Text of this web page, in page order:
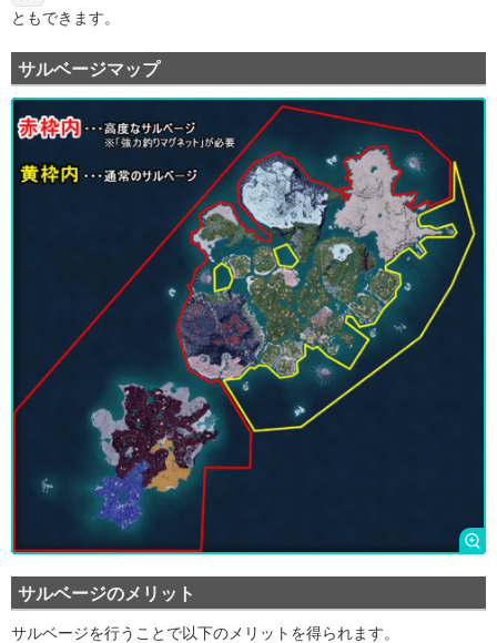
ともできます。
サルベージマップ
サルベージのメリット
サルベージを行うことで以下のメリットを得られます。